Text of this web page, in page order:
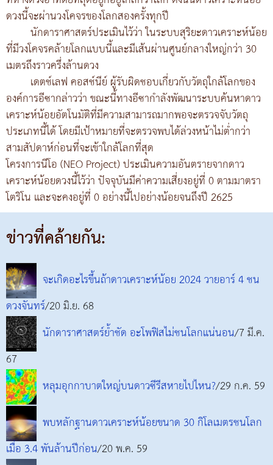
ดวงนี้จะผ่านวงโคจรของโลกสองครั้งทุกปี
นักดาราศาสตร์ประเมินไว้ว่า ในระบบสุริยะดาวเคราะห์น้อย
ที่มีวงโคจรคล้ายโลกแบบนี้และมีเส้นผ่านศูนย์กลางใหญ่กว่า 30
เมตรถึงราวครึ่งล้านดวง
เดตช์เลฟ คอสช์นีย์ ผู้รับผิดชอบเกี่ยวกับวัตถุใกล้โลกของ
องค์การอีซากล่าวว่า ขณะนี้ทางอีซากำลังพัฒนาระบบค้นหาดาว
เคราะห์น้อยอัตโนมัติที่มีความสามารถมากพอจะตรวจจับวัตถุ
ประเภทนี้ได้ โดยมีเป้าหมายที่จะตรวจพบได้ล่วงหน้าไม่ต่ำกว่า
สามสัปดาห์ก่อนที่จะเข้าใกล้โลกที่สุด
โครงการนีโอ (NEO Project) ประเมินความอันตรายจากดาว
เคราะห์น้อยดวงนี้ไว้ว่า ปัจจุบันมีค่าความเสี่ยงอยู่ที่ 0 ตามมาตรา
โตริโน และจะคงอยู่ที่ 0 อย่างนี้ไปอย่างน้อยจนถึงปี 2625
ข่าวที่คล้ายกัน:
จะเกิดอะไรขึ้นถ้าดาวเคราะห์น้อย 2024 วายอาร์ 4 ชน
ดวงจันทร์/20 มิ.ย. 68
นักดาราศาสตร์ย้ำชัด อะโพฟิสไม่ชนโลกแน่นอน/7 มี.ค.
67
หลุมอุกกาบาตใหญ่บนดาวซีรีสหายไปไหน?/29 ก.ค. 59
พบหลักฐานดาวเคราะห์น้อยขนาด 30 กิโลเมตรชนโลก
เมื่อ 3.4 พันล้านปีก่อน/20 พ.ค. 59